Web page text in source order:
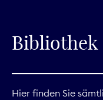
Service
Bibliothek
Hier finden Sie